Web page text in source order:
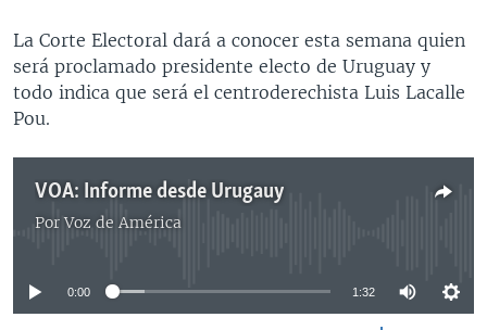
La Corte Electoral dará a conocer esta semana quien
será proclamado presidente electo de Uruguay y
todo indica que será el centroderechista Luis Lacalle
Pou.
VOA: Informe desde Urugauy
PorVoz de América
No media source currently available
0:00 1:32